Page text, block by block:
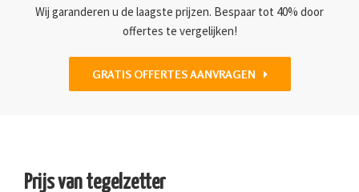
Wij garanderen u de laagste prijzen. Bespaar tot 40% door
offertes te vergelijken!
GRATIS OFFERTES AANVRAGEN
Prijs van tegelzetter